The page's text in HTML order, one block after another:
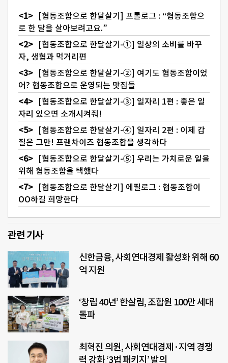
[협동조합으로 한달살기] 프롤로그 : “협동조합으
로 한 달을 살아보려고요.”
[협동조합으로 한달살기-①] 일상의 소비를 바꾸
자, 생협과 먹거리편
[협동조합으로 한달살기-②] 여기도 협동조합이었
어? 협동조합으로 운영되는 맛집들
[협동조합으로 한달살기-③] 일자리 1편 : 좋은 일
자리 있으면 소개시켜줘!
[협동조합으로 한달살기-④] 일자리 2편 : 이제 갑
질은 그만! 프랜차이즈 협동조합을 생각하다
[협동조합으로 한달살기-⑤] 우리는 가치로운 일을
위해 협동조합을 택했다
[협동조합으로 한달살기] 에필로그 : 협동조합이
OO하길 희망한다
관련 기사
신한금융, 사회연대경제 활성화 위해 60
억 지원
‘창립 40년’ 한살림, 조합원 100만 세대
돌파
최혁진 의원, 사회연대경제·지역 경쟁
력 강화 ‘3법 패키지’ 발의